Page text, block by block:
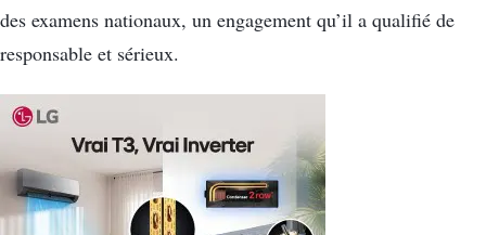
des examens nationaux, un engagement qu’il a qualifié de
responsable et sérieux.